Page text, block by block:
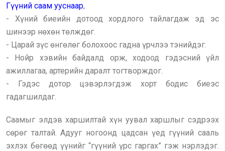
Гүүний саам ууснаар,
- Хүний биеийн дотоод хордлого тайлагдаж эд эс
шинээр нөхөн төлждөг.
- Царай зүс өнгөлөг болохоос гадна үрчлээ тэнийдэг.
- Нойр хэвийн байдалд орж, ходоод гэдэсний үйл
ажиллагаа, артерийн даралт тогтворждог.
- Гэдэс дотор цэвэрлэгдэж хорт бодис биеэс
гадагшилдаг.
Саамыг элдэв харшилтай хүн уувал харшлыг сэдрээх
сөрөг талтай. Адууг ногоонд цадсан үед гүүний сааль
эхлэх бөгөөд үүнийг “гүүний үрс гаргах” гэж нэрлэдэг.